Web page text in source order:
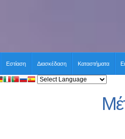
Εστίαση Διασκέδαση Καταστήματα